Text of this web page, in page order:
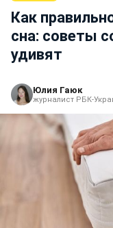
Как
сна: советы
удивят
Юлия Гаюк
журналист РБК-